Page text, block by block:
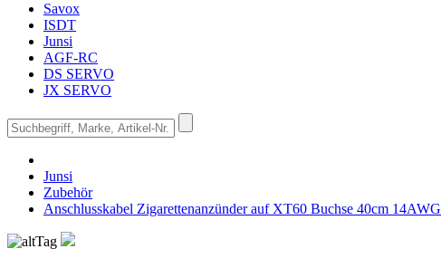
Savox
ISDT
Junsi
AGF-RC
DS SERVO
JX SERVO
Junsi
Zubehör
Anschlusskabel Zigarettenanzünder auf XT60 Buchse 40cm 14AWG